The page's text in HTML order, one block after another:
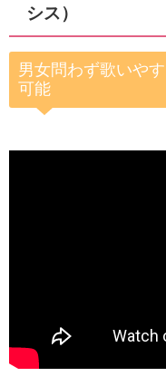
シス）
男女問わず歌いや
可能